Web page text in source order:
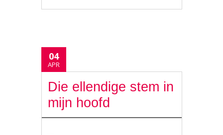
04
APR
Die ellendige stem in
mijn hoofd